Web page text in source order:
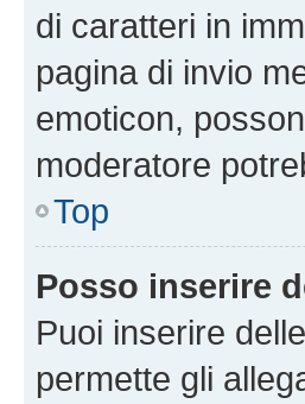
di caratteri in
pagina di invio
emoticon,
moderatore
Top
Posso inserire
Puoi inserire
permette gli